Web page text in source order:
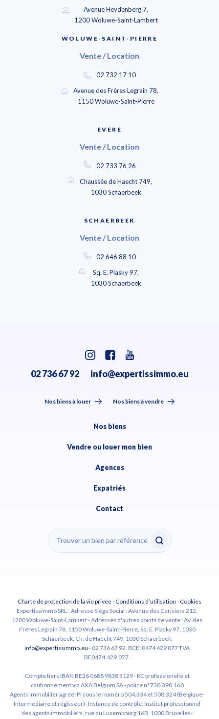
Avenue Heydenberg 7,
1200 Woluwe-Saint-Lambert
WOLUWE-SAINT-PIERRE
Vente / Location
02 732 17 10
Avenue des Frères Legrain 78,
1150 Woluwe-Saint-Pierre
EVERE
Vente / Location
02 733 76 26
Chaussée de Haecht 749,
1030 Schaerbeek
SCHAERBEEK
Vente / Location
02 646 88 10
Sq. E. Plasky 97,
1030 Schaerbeek
02 736 67 92 info@expertissimmo.eu
Nos biens à louer Nos biens à vendre
Nos biens
Vendre ou louer mon bien
Agences
Expatriés
Contact
Charte de protection de la vie privée-Conditions d’utilisation -Cookies
Expertissimmo SRL - Adresse Siège Social : Avenue des Cerisiers 212,
1200 Woluwe-Saint-Lambert - Adresses d'autres points de vente : Av. des
Frères Legrain 78, 1150 Woluwe-Saint-Pierre, Sq. E. Plasky 97, 1030
Schaerbeek, Ch. de Haecht 749, 1030 Schaerbeek;
info@expertissimmo.eu - 02 736 67 92. BCE: 0474 429 077 TVA
BE0474.429.077.
Compte tiers IBAN BE26 0688 9838 5129 - RC professionelle et
cautionnement via AXA Belgium SA - police n°730.390.160
Agents immobilier agréé IPI sous le numéro 504.334 et 508.324 (Belgique-
Intermédiaire et régisseur)- Instance de contrôle: Institut professionnel
des agents immobiliers, rue du Luxembourg 16B, 1000 Bruxelles-